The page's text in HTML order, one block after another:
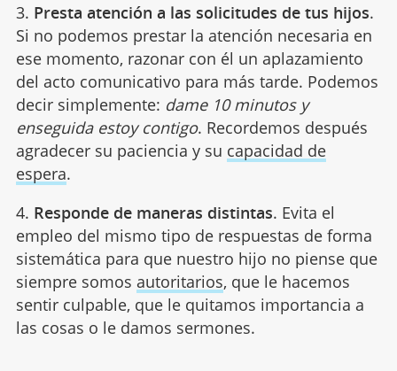
3. Presta atención a las solicitudes de tus hijos.
Si no podemos prestar la atención necesaria en
ese momento, razonar con él un aplazamiento
del acto comunicativo para más tarde. Podemos
decir simplemente: dame 10 minutos y
enseguida estoy contigo. Recordemos después
agradecer su paciencia y su capacidad de
espera.
4. Responde de maneras distintas. Evita el
empleo del mismo tipo de respuestas de forma
sistemática para que nuestro hijo no piense que
siempre somos autoritarios, que le hacemos
sentir culpable, que le quitamos importancia a
las cosas o le damos sermones.